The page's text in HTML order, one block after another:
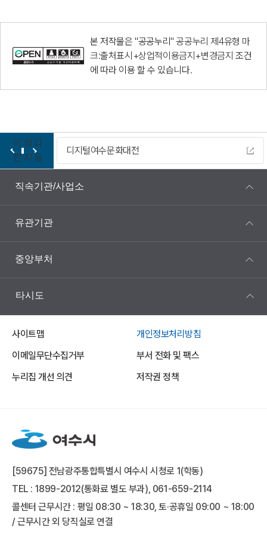
본 저작물은 "공공누리"공공누리 제4유형 마
크:출처표시+상업적이용금지+변경금지 조건
에 따라 이용 할 수 있습니다.
이
전
정
지
다
음
디지털여수문화대전
직속기관/사업소
유관기관
중앙부처
타시도
사이트맵
개인정보처리방침
이메일무단수집거부
부서 전화 및 팩스
누리집 개선 의견
저작권 정책
[59675] 전남광주통합특별시 여수시 시청로 1(학동)
TEL : 1899-2012(통화료 별도 부과), 061-659-2114
콜센터 근무시간 : 평일 08:30 ~ 18:30, 토·공휴일 09:00 ~ 18:00
/ 근무시간 외 당직실로 연결